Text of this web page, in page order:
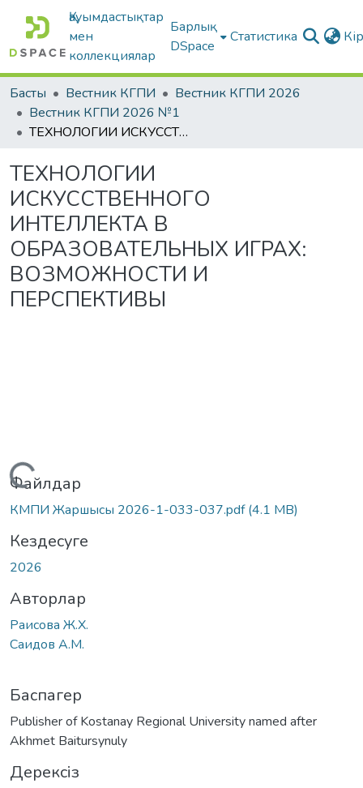
Қауымдастықтар
мен
коллекциялар
Барлық
DSpace
Статистика
Басты Вестник КГПИ
Вестник КГПИ 2026
Вестник КГПИ 2026 №1
ТЕХНОЛОГИИ ИСКУССТВЕННОГО ИНТЕЛЛЕКТА В ОБРАЗОВАТЕЛЬНЫХ ИГРАХ: ВОЗМОЖНОСТИ И ПЕРСПЕКТИВЫ
ТЕХНОЛОГИИ
ИСКУССТВЕННОГО
ИНТЕЛЛЕКТА В
ОБРАЗОВАТЕЛЬНЫХ ИГРАХ:
ВОЗМОЖНОСТИ И
ПЕРСПЕКТИВЫ
Жүктеу...
Файлдар
КМПИ Жаршысы 2026-1-033-037.pdf(4.1 MB)
Кездесуге
2026
Авторлар
Раисова Ж.Х.
Саидов А.М.
Баспагер
Publisher of Kostanay Regional University named after
Akhmet Baitursynuly
Дерексіз